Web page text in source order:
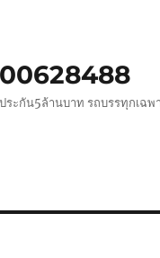
ระกัน5ล้านบาท รถบรรทุกเฉพ